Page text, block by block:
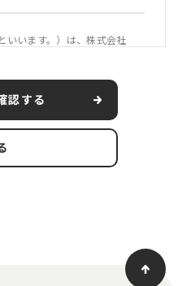
いいます。）は、株式会社
（https://mogustore.jp 以
の利用条件を定めるもので
合には、適用法令に従い、本
。この場合、当社は、本サイ
認する